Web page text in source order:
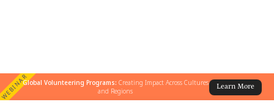
WEBINARGlobal Volunteering Programs: Creating Impact Across Cultures
and Regions
Learn More
← Alle Blogs